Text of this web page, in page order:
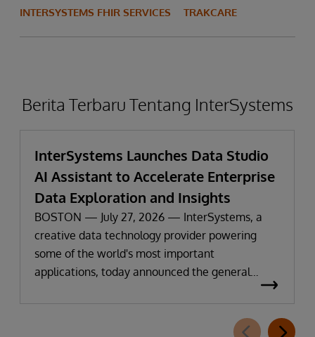
INTERSYSTEMS FHIR SERVICES TRAKCARE
Berita Terbaru Tentang InterSystems
InterSystems Launches Data Studio
AI Assistant to Accelerate Enterprise
Data Exploration and Insights
BOSTON — July 27, 2026 — InterSystems, a
creative data technology provider powering
some of the world's most important
applications, today announced the general
extension for InterSystems Data Studio that